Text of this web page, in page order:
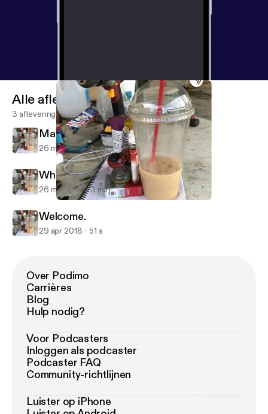
Katie Randoms
Alle afleveringen
3 afleveringen
May 26, 2018
26 mei 2018 1 min
Who’s The grownup? #1
26 mei 2018 3 min
Welcome.
29 apr 2018 51 s
Over Podimo
Carrières
Blog
Hulp nodig?
Voor Podcasters
Inloggen als podcaster
Podcaster FAQ
Community-richtlijnen
Luister op iPhone